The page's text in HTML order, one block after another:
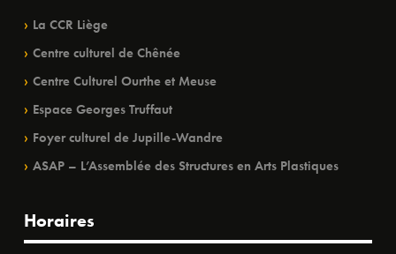
La CCR Liège
Centre culturel de Chênée
Centre Culturel Ourthe et Meuse
Espace Georges Truffaut
Foyer culturel de Jupille-Wandre
ASAP – L’Assemblée des Structures en Arts Plastiques
Horaires